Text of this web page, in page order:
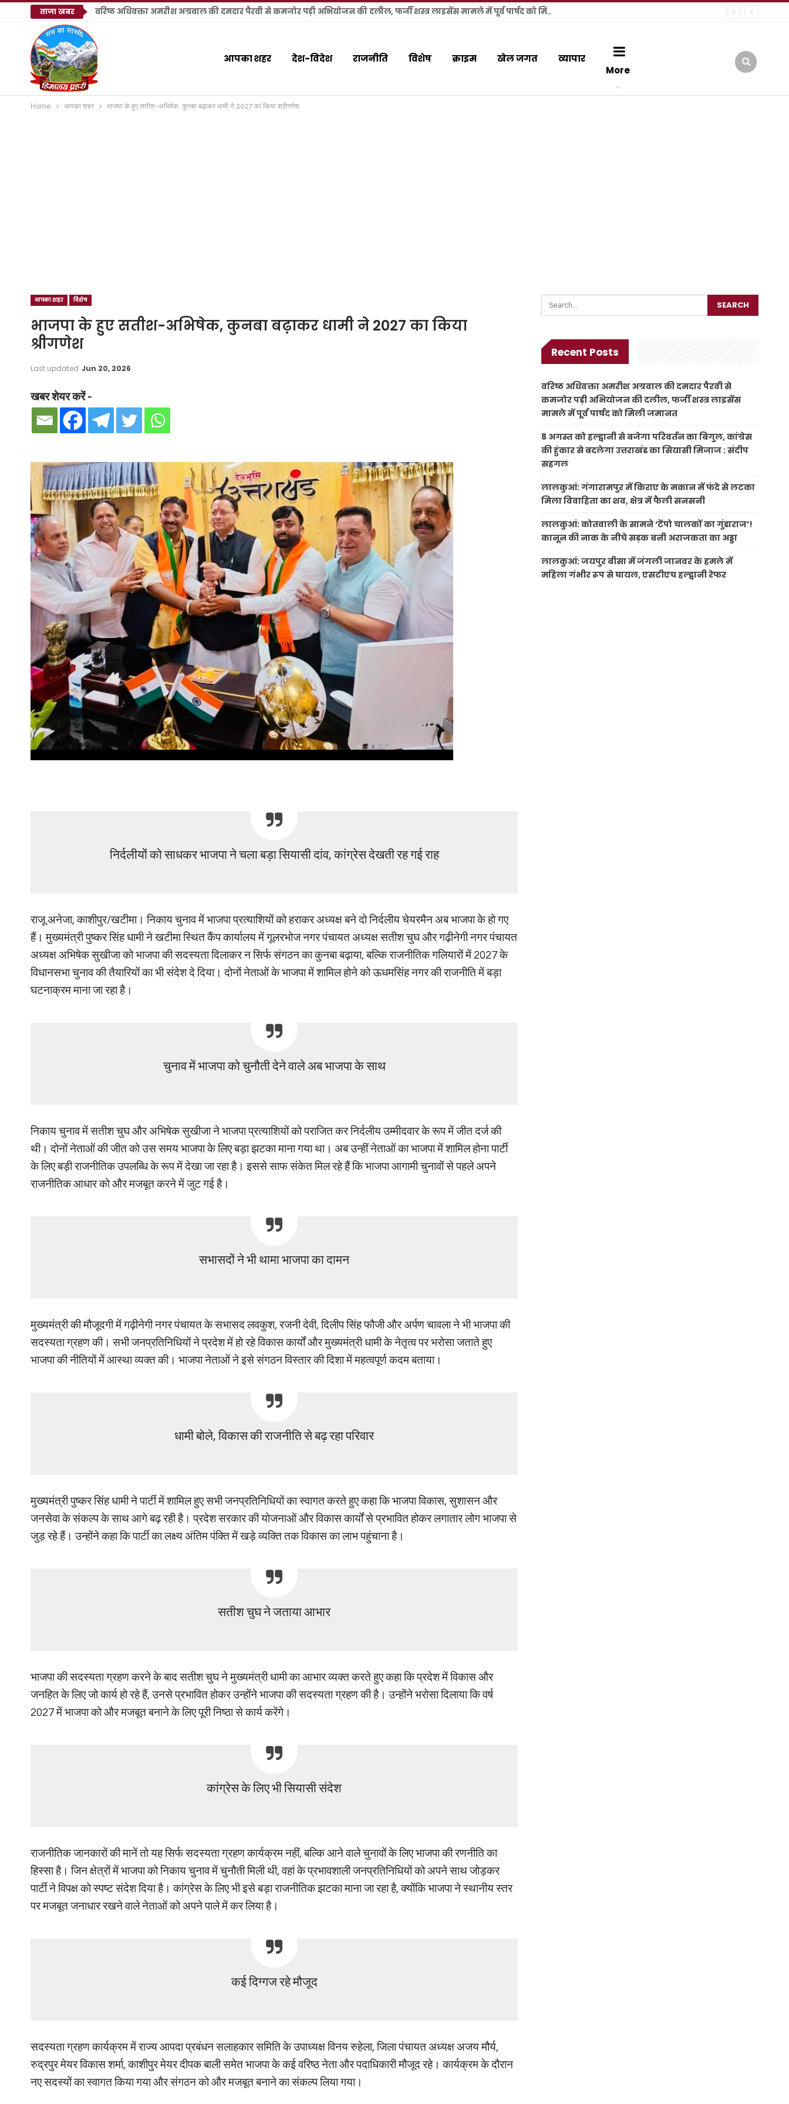
ताजा खबर वरिष्ठ अधिवक्ता अमरीश अग्रवाल की दमदार पैरवी से कमजोर पड़ी अभियोजन की दलील, फर्जी शस्त्र लाइसेंस मामले में पूर्व पार्षद को मिली जमानत
आपका शहर देश-विदेश राजनीति विशेष क्राइम खेल जगत
व्यापार
More
Home आपका शहर भाजपा के हुए सतीश-अभिषेक, कुनबा बढ़ाकर धामी ने 2027 का किया श्रीगणेश
आपका शहर विशेष
भाजपा के हुए सतीश-अभिषेक, कुनबा बढ़ाकर धामी ने 2027 का किया
श्रीगणेश
Last updated Jun 20, 2026
खबर शेयर करें -
निर्दलीयों को साधकर भाजपा ने चला बड़ा सियासी दांव, कांग्रेस देखती रह गई राह
राजू अनेजा, काशीपुर/खटीमा। निकाय चुनाव में भाजपा प्रत्याशियों को हराकर अध्यक्ष बने दो निर्दलीय चेयरमैन अब भाजपा के हो गए
हैं। मुख्यमंत्री पुष्कर सिंह धामी ने खटीमा स्थित कैंप कार्यालय में गूलरभोज नगर पंचायत अध्यक्ष सतीश चुघ और गढ़ीनेगी नगर पंचायत
अध्यक्ष अभिषेक सुखीजा को भाजपा की सदस्यता दिलाकर न सिर्फ संगठन का कुनबा बढ़ाया, बल्कि राजनीतिक गलियारों में 2027 के
विधानसभा चुनाव की तैयारियों का भी संदेश दे दिया। दोनों नेताओं के भाजपा में शामिल होने को ऊधमसिंह नगर की राजनीति में बड़ा
घटनाक्रम माना जा रहा है।
चुनाव में भाजपा को चुनौती देने वाले अब भाजपा के साथ
निकाय चुनाव में सतीश चुघ और अभिषेक सुखीजा ने भाजपा प्रत्याशियों को पराजित कर निर्दलीय उम्मीदवार के रूप में जीत दर्ज की
थी। दोनों नेताओं की जीत को उस समय भाजपा के लिए बड़ा झटका माना गया था। अब उन्हीं नेताओं का भाजपा में शामिल होना पार्टी
के लिए बड़ी राजनीतिक उपलब्धि के रूप में देखा जा रहा है। इससे साफ संकेत मिल रहे हैं कि भाजपा आगामी चुनावों से पहले अपने
राजनीतिक आधार को और मजबूत करने में जुट गई है।
सभासदों ने भी थामा भाजपा का दामन
मुख्यमंत्री की मौजूदगी में गढ़ीनेगी नगर पंचायत के सभासद लवकुश, रजनी देवी, दिलीप सिंह फौजी और अर्पण चावला ने भी भाजपा की
सदस्यता ग्रहण की। सभी जनप्रतिनिधियों ने प्रदेश में हो रहे विकास कार्यों और मुख्यमंत्री धामी के नेतृत्व पर भरोसा जताते हुए
भाजपा की नीतियों में आस्था व्यक्त की। भाजपा नेताओं ने इसे संगठन विस्तार की दिशा में महत्वपूर्ण कदम बताया।
धामी बोले, विकास की राजनीति से बढ़ रहा परिवार
मुख्यमंत्री पुष्कर सिंह धामी ने पार्टी में शामिल हुए सभी जनप्रतिनिधियों का स्वागत करते हुए कहा कि भाजपा विकास, सुशासन और
जनसेवा के संकल्प के साथ आगे बढ़ रही है। प्रदेश सरकार की योजनाओं और विकास कार्यों से प्रभावित होकर लगातार लोग भाजपा से
जुड़ रहे हैं। उन्होंने कहा कि पार्टी का लक्ष्य अंतिम पंक्ति में खड़े व्यक्ति तक विकास का लाभ पहुंचाना है।
सतीश चुघ ने जताया आभार
भाजपा की सदस्यता ग्रहण करने के बाद सतीश चुघ ने मुख्यमंत्री धामी का आभार व्यक्त करते हुए कहा कि प्रदेश में विकास और
जनहित के लिए जो कार्य हो रहे हैं, उनसे प्रभावित होकर उन्होंने भाजपा की सदस्यता ग्रहण की है। उन्होंने भरोसा दिलाया कि वर्ष
2027 में भाजपा को और मजबूत बनाने के लिए पूरी निष्ठा से कार्य करेंगे।
कांग्रेस के लिए भी सियासी संदेश
राजनीतिक जानकारों की मानें तो यह सिर्फ सदस्यता ग्रहण कार्यक्रम नहीं, बल्कि आने वाले चुनावों के लिए भाजपा की रणनीति का
हिस्सा है। जिन क्षेत्रों में भाजपा को निकाय चुनाव में चुनौती मिली थी, वहां के प्रभावशाली जनप्रतिनिधियों को अपने साथ जोड़कर
पार्टी ने विपक्ष को स्पष्ट संदेश दिया है। कांग्रेस के लिए भी इसे बड़ा राजनीतिक झटका माना जा रहा है, क्योंकि भाजपा ने स्थानीय स्तर
पर मजबूत जनाधार रखने वाले नेताओं को अपने पाले में कर लिया है।
कई दिग्गज रहे मौजूद
सदस्यता ग्रहण कार्यक्रम में राज्य आपदा प्रबंधन सलाहकार समिति के उपाध्यक्ष विनय रुहेला, जिला पंचायत अध्यक्ष अजय मौर्य,
रुद्रपुर मेयर विकास शर्मा, काशीपुर मेयर दीपक बाली समेत भाजपा के कई वरिष्ठ नेता और पदाधिकारी मौजूद रहे। कार्यक्रम के दौरान
नए सदस्यों का स्वागत किया गया और संगठन को और मजबूत बनाने का संकल्प लिया गया।
Recent Posts
वरिष्ठ अधिवक्ता अमरीश अग्रवाल की दमदार पैरवी से
कमजोर पड़ी अभियोजन की दलील, फर्जी शस्त्र लाइसेंस
मामले में पूर्व पार्षद को मिली जमानत
8 अगस्त को हल्द्वानी से बजेगा परिवर्तन का बिगुल, कांग्रेस
की हुंकार से बदलेगा उत्तराखंड का सियासी मिजाज : संदीप
सहगल
लालकुआं: गंगारामपुर में किराए के मकान में फंदे से लटका
मिला विवाहिता का शव, क्षेत्र में फैली सनसनी
लालकुआं: कोतवाली के सामने ‘टेंपो चालकों का गुंडाराज’!
कानून की नाक के नीचे सड़क बनी अराजकता का अड्डा
लालकुआं: जयपुर बीसा में जंगली जानवर के हमले में
महिला गंभीर रूप से घायल, एसटीएच हल्द्वानी रेफर